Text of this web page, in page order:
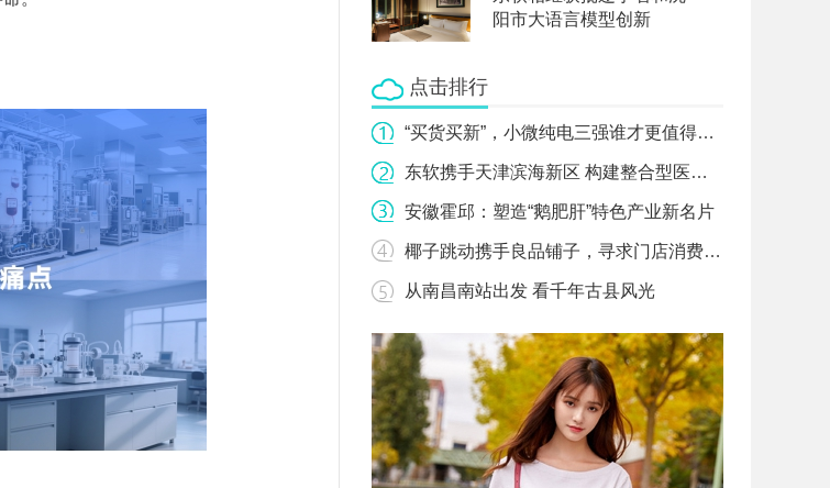
阳市大语言模型创新
点击排行
“买货买新”，小微纯电三强谁才更值得选？
东软携手天津滨海新区 构建整合型医疗健康服务体系
安徽霍邱：塑造“鹅肥肝”特色产业新名片
椰子跳动携手良品铺子，寻求门店消费新模式
从南昌南站出发 看千年古县风光